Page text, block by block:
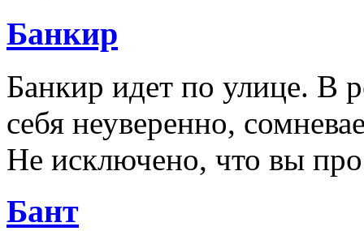
Банкир
Банкир идет по улице. В
себя неуверенно,
Не исключено, что вы
Бант